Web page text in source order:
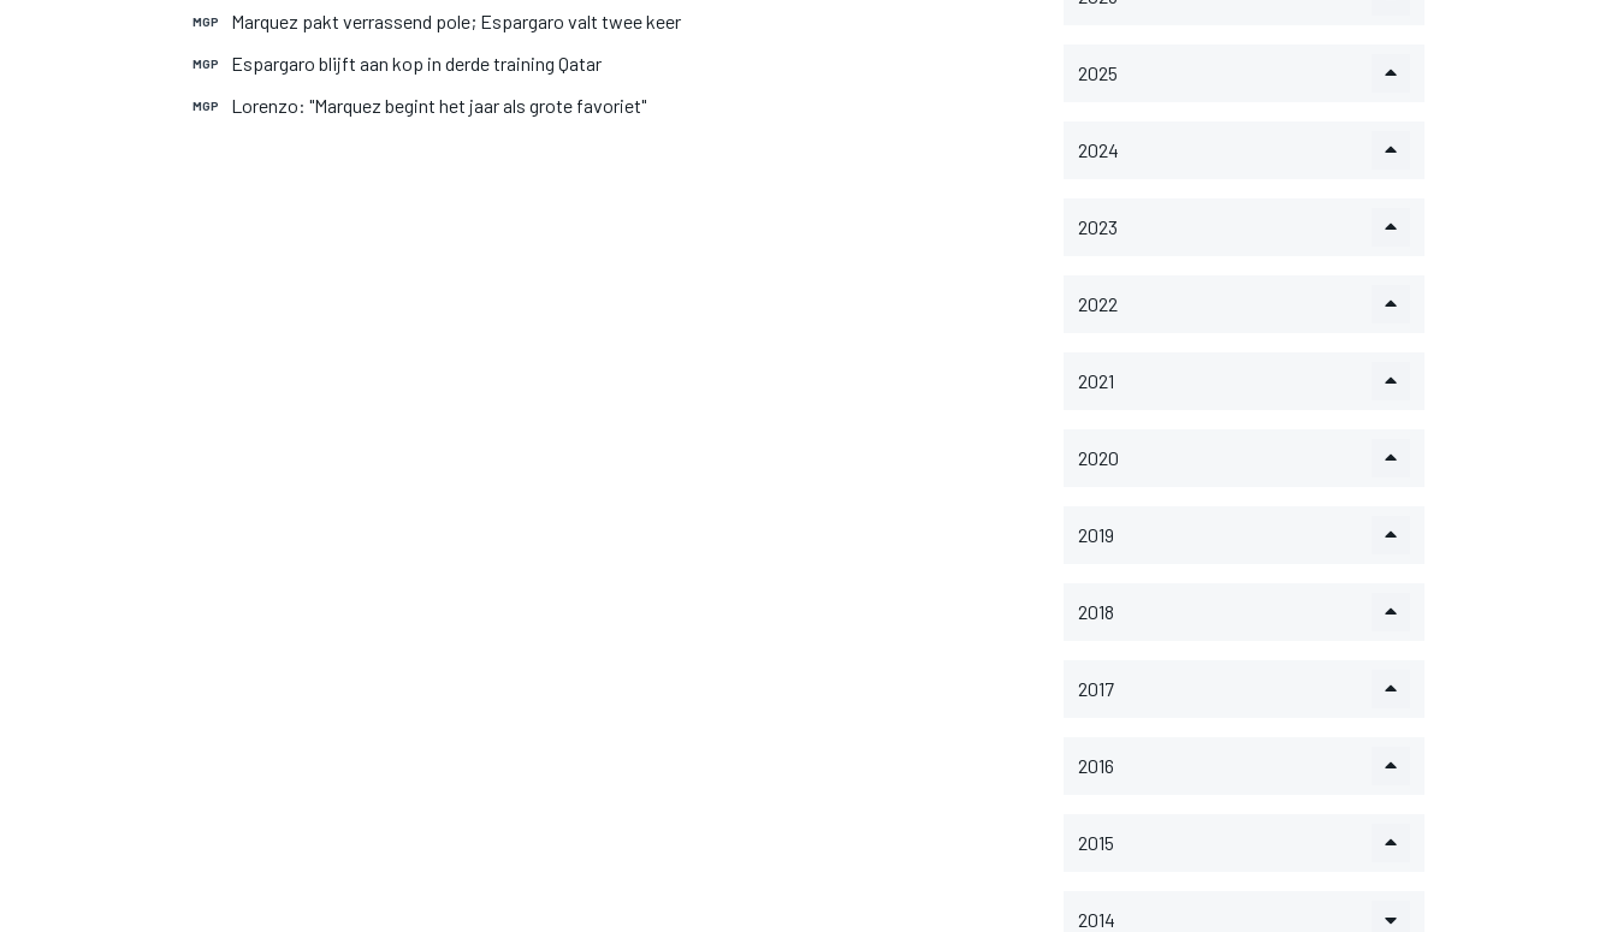
MGP Marquez pakt verrassend pole; Espargaro valt twee keer
MGP Espargaro blijft aan kop in derde training Qatar
MGP Lorenzo: "Marquez begint het jaar als grote favoriet"
2025
2024
2023
2022
2021
2020
2019
2018
2017
2016
2015
2014